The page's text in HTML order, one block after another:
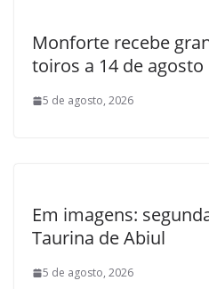
Monforte recebe
toiros a 14 de agosto
5 de agosto, 2026
Em imagens:
Taurina de Abiul
5 de agosto, 2026